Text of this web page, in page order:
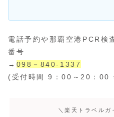
電話予約や那覇空港PCR検
番号
→ 098－840-1337
(受付時間 9：00～20：00
＼楽天トラベルガ